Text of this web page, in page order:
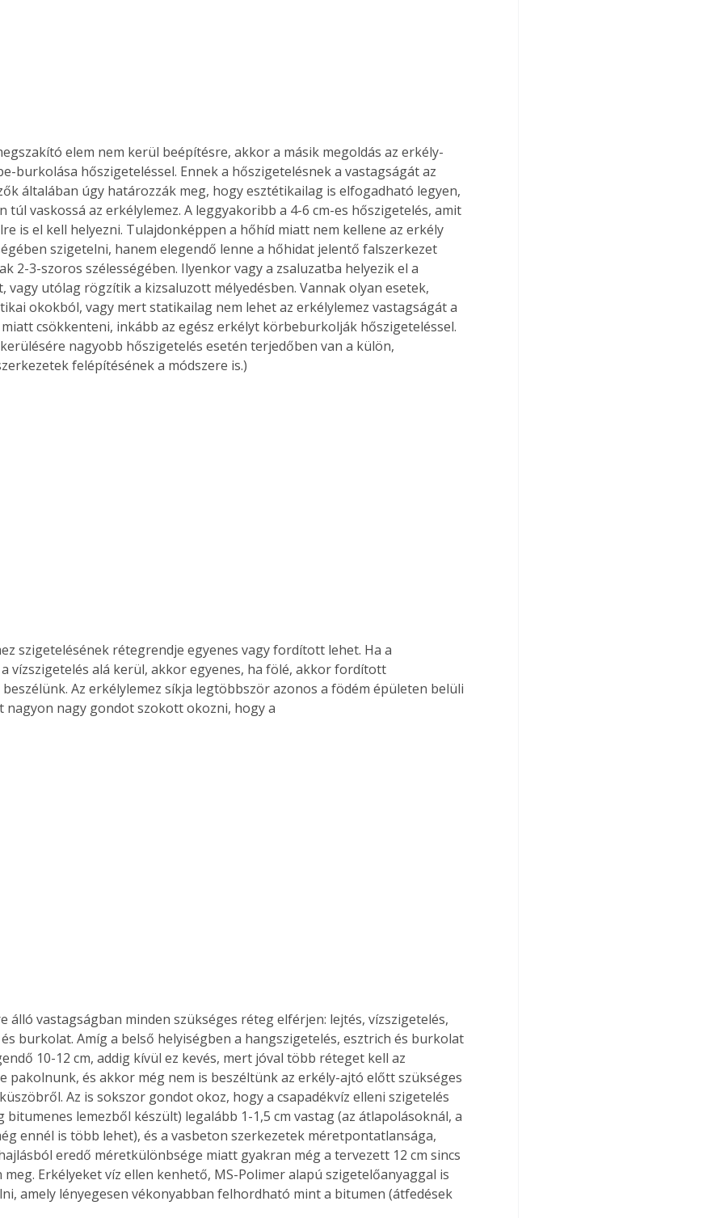
A
Gyógyító növények: a
természet kincsei az
elem nem kerül beépítésre, akkor a másik megoldás az erkély-
burkolása hőszigeteléssel. Ennek a hőszigetelésnek a vastagságát az
általában úgy határozzák meg, hogy esztétikailag is elfogadható legyen,
túl vaskossá az erkélylemez. A leggyakoribb a 4-6 cm-es hőszigetelés, amit
is el kell helyezni. Tulajdonképpen a hőhíd miatt nem kellene az erkély
szigetelni, hanem elegendő lenne a hőhidat jelentő falszerkezet
2-3-szoros szélességében. Ilyenkor vagy a zsaluzatba helyezik el a
vagy utólag rögzítik a kizsaluzott mélyedésben. Vannak olyan esetek,
okokból, vagy mert statikailag nem lehet az erkélylemez vastagságát a
csökkenteni, inkább az egész erkélyt körbeburkolják hőszigeteléssel.
nagyobb hőszigetelés esetén terjedőben van a külön,
felépítésének a módszere is.)
vízszigetelés alá kerül, akkor egyenes, ha fölé, akkor fordított
Az erkélylemez síkja legtöbbször azonos a födém épületen belüli
nagyon nagy gondot szokott okozni, hogy a
álló vastagságban minden szükséges réteg elférjen: lejtés, vízszigetelés,
burkolat. Amíg a belső helyiségben a hangszigetelés, esztrich és burkolat
10-12 cm, addig kívül ez kevés, mert jóval több réteget kell az
pakolnunk, és akkor még nem is beszéltünk az erkély-ajtó előtt szükséges
Az is sokszor gondot okoz, hogy a csapadékvíz elleni szigetelés
bitumenes lemezből készült) legalább 1-1,5 cm vastag (az átlapolásoknál, a
ennél is több lehet), és a vasbeton szerkezetek méretpontatlansága,
eredő méretkülönbsége miatt gyakran még a tervezett 12 cm sincs
meg. Erkélyeket víz ellen kenhető, MS-Polimer alapú szigetelőanyaggal is
amely lényegesen vékonyabban felhordható mint a bitumen (átfedések